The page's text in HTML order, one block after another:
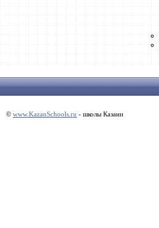
© www.KazanSchools.ru - школы Казани